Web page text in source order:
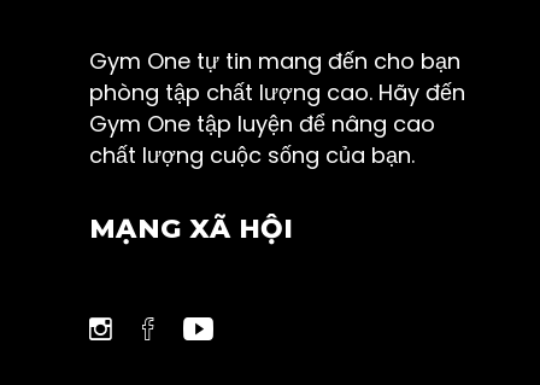
Gym One tự tin mang đến cho bạn
phòng tập chất lượng cao. Hãy đến
Gym One tập luyện để nâng cao
chất lượng cuộc sống của bạn.
MẠNG XÃ HỘI